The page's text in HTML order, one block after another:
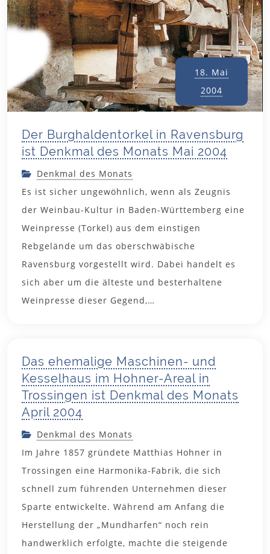
Der Burghaldentorkel in Ravensburg
ist Denkmal des Monats Mai 2004
18. Mai
2004
Denkmal des Monats
Es ist sicher ungewöhnlich, wenn als Zeugnis
der Weinbau-Kultur in Baden-Württemberg eine
Weinpresse (Torkel) aus dem einstigen
Rebgelände um das oberschwäbische
Ravensburg vorgestellt wird. Dabei handelt es
sich aber um die älteste und besterhaltene
Weinpresse dieser Gegend,…
Das ehemalige Maschinen- und
Kesselhaus im Hohner-Areal in
Trossingen ist Denkmal des Monats
April 2004
Denkmal des Monats
Im Jahre 1857 gründete Matthias Hohner in
Trossingen eine Harmonika-Fabrik, die sich
schnell zum führenden Unternehmen dieser
Sparte entwickelte. Während am Anfang die
Herstellung der „Mundharfen“ noch rein
handwerklich erfolgte, machte die steigende